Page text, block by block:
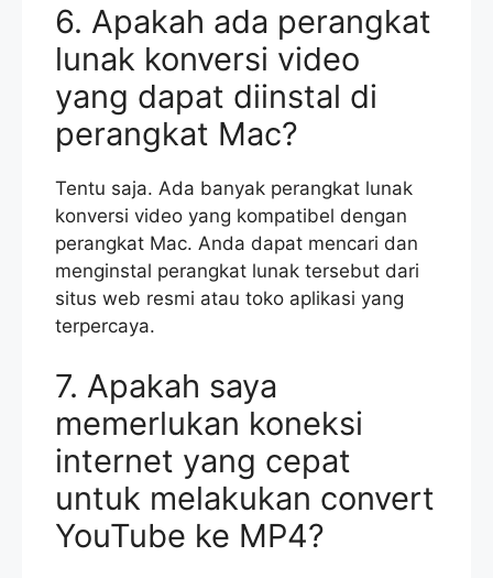
6. Apakah ada perangkat
lunak konversi video
yang dapat diinstal di
perangkat Mac?
Tentu saja. Ada banyak perangkat lunak
konversi video yang kompatibel dengan
perangkat Mac. Anda dapat mencari dan
menginstal perangkat lunak tersebut dari
situs web resmi atau toko aplikasi yang
terpercaya.
7. Apakah saya
memerlukan koneksi
internet yang cepat
untuk melakukan convert
YouTube ke MP4?